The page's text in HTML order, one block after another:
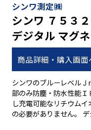
シンワ測定㈱
シンワ ７５３
デジタル マグ
塵防水・蛍光
商品詳細・購入画面
シンワのブルーレベル
部のみ防塵・防水性能
し充電可能なリチウム
の必要がありません。
調整)機能・ホールド機